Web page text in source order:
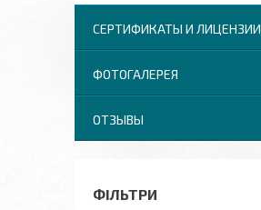
СЕРТИФИКАТЫ И ЛИЦЕНЗИИ
ФОТОГАЛЕРЕЯ
ОТЗЫВЫ
ФІЛЬТРИ